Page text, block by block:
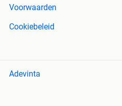
Voorwaarden
Cookiebeleid
Adevinta